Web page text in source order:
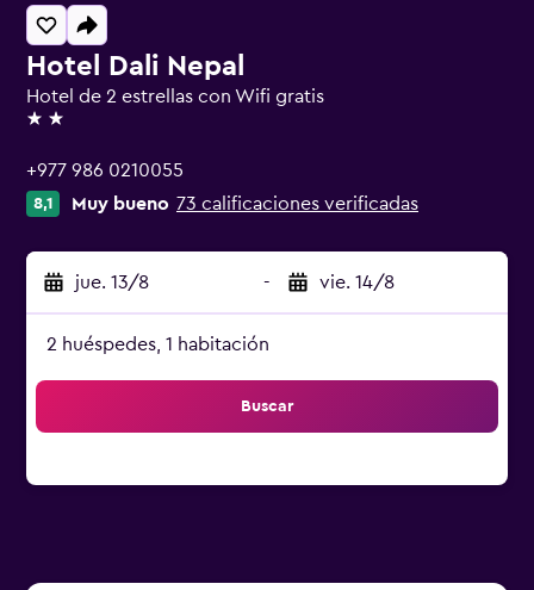
Hotel Dali Nepal
Hotel de 2 estrellas con Wifi gratis
2 estrellas
+977 986 0210055
8,1 Muy bueno 73 calificaciones verificadas
jue. 13/8 - vie. 14/8
2 huéspedes, 1 habitación
Buscar